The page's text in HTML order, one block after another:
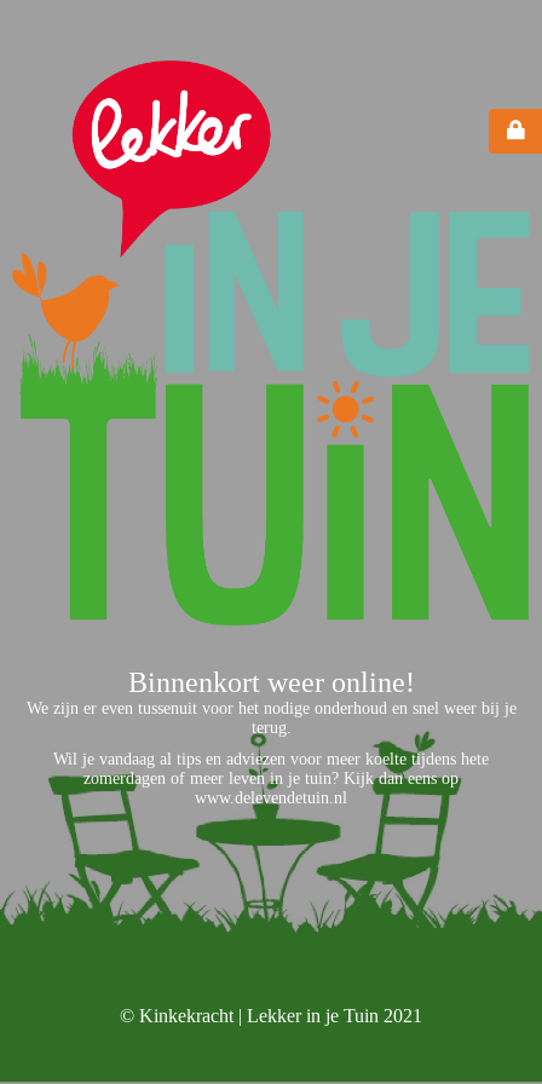
Binnenkort weer online!
We zijn er even tussenuit voor het nodige onderhoud en snel weer bij je
terug.
Wil je vandaag al tips en adviezen voor meer koelte tijdens hete
zomerdagen of meer leven in je tuin? Kijk dan eens op
www.delevendetuin.nl
© Kinkekracht | Lekker in je Tuin 2021